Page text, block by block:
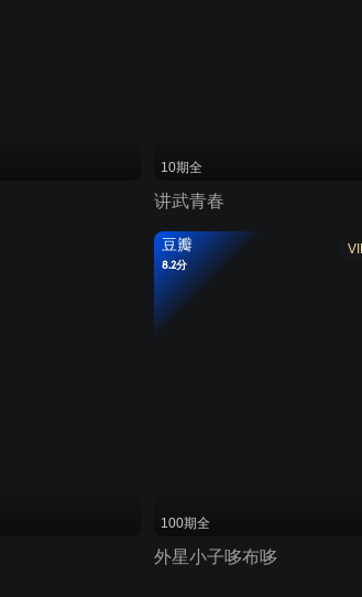
10期全
讲武青春
豆瓣
8.2分
100期全
外星小子哆布哆